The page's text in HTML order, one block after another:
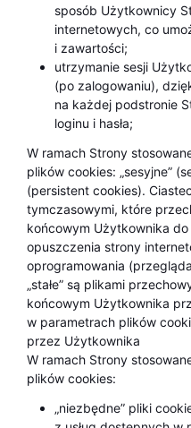
sposób Użytkownicy
internetowych, co
i zawartości;
utrzymanie sesji
(po zalogowaniu),
na każdej podstronie
loginu i hasła;
W ramach Strony
plików cookies: „sesyjne”
(persistent cookies).
tymczasowymi, które
końcowym Użytkownika
opuszczenia strony
oprogramowania
„stałe” są plikami
końcowym Użytkownika
w parametrach plików
przez Użytkownika
W ramach Strony
plików cookies:
„niezbędne” pliki